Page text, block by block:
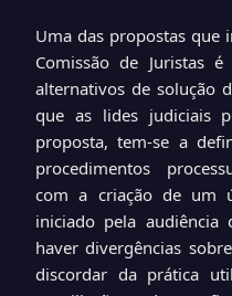
Uma das propostas
Comissão de Juristas
alternativos de solução
que as lides judiciais
proposta, tem-se a
procedimentos
com a criação de um
iniciado pela audiência
haver divergências
discordar da prática